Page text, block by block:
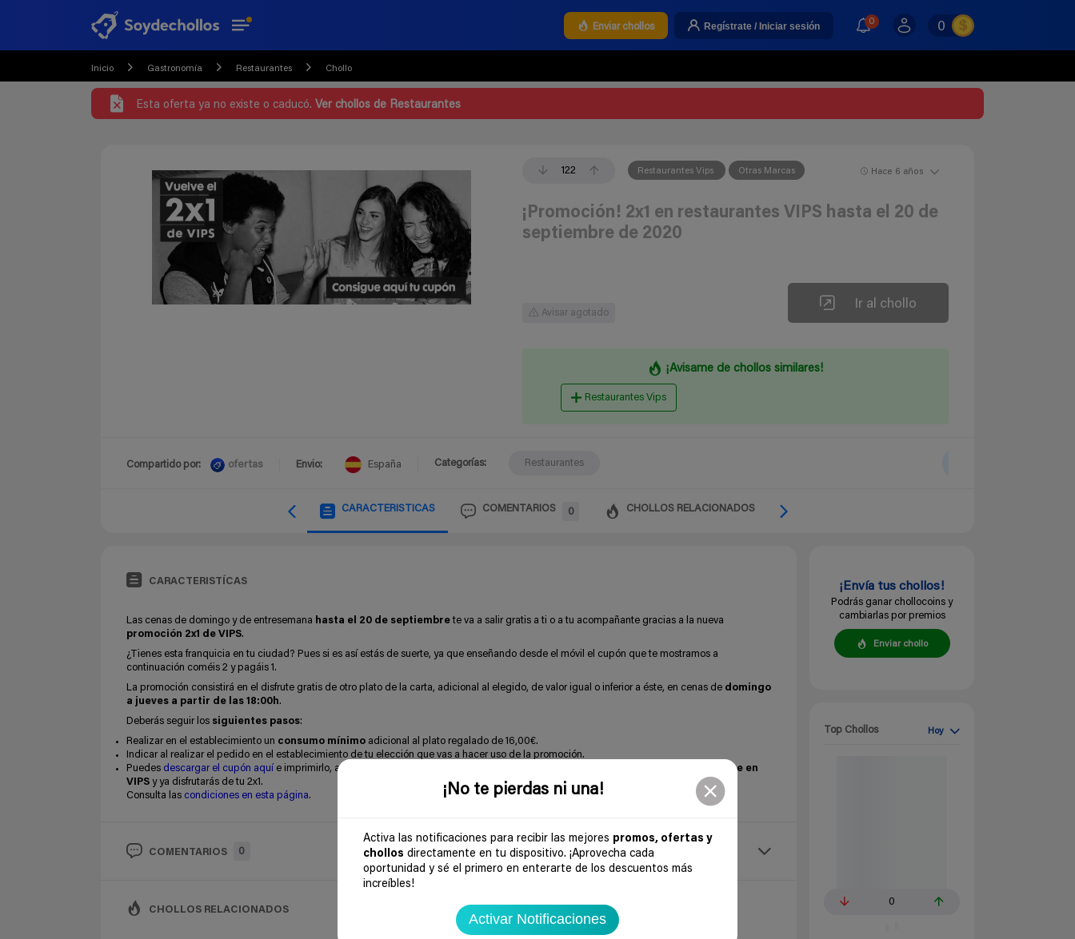
¡No te pierdas ni una!
Activa las notificaciones para recibir las mejores promos, ofertas y
chollos directamente en tu dispositivo. ¡Aprovecha cada
oportunidad y sé el primero en enterarte de los descuentos más
increíbles!
Activar Notificaciones
Enviar chollos Regístrate / Iniciar sesión 0 0
Inicio Gastronomía Restaurantes Chollo
Esta oferta ya no existe o caducó. Ver chollos de Restaurantes
122 Restaurantes Vips Otras Marcas Hace 6 años
¡Promoción! 2x1 en restaurantes VIPS hasta el 20 de
septiembre de 2020
Avisar agotado
Ir al chollo
¡Avisame de chollos similares!
Restaurantes Vips
Compartido por: ofertas Envio: España Categorías: Restaurantes
CARACTERISTICAS COMENTARIOS 0 CHOLLOS RELACIONADOS
CARACTERISTÍCAS
Las cenas de domingo y de entresemana hasta el 20 de septiembrete va a salir gratis a ti o a tu acompañante gracias a la nueva
promoción 2x1 de VIPS.
¿Tienes esta franquicia en tu ciudad? Pues si es así estás de suerte, ya que enseñando desde el móvil el cupón que te mostramos a
continuación coméis 2 y pagáis 1.
La promoción consistirá en el disfrute gratis de otro plato de la carta, adicional al elegido, de valor igual o inferior a éste, en cenas de domingo
a jueves a partir de las 18:00h.
Deberás seguir los siguientes pasos:
Realizar en el establecimiento un consumo mínimo adicional al plato regalado de 16,00€.
Indicar al realizar el pedido en el establecimiento de tu elección que vas a hacer uso de la promoción.
Puedes descargar el cupón aquí e imprimirlo, aunque lo más recomendable y práctico es
mostrar el código QR con tu smartphone en
VIPS y ya disfrutarás de tu 2x1.
Consulta las condiciones en esta página.
COMENTARIOS 0
CHOLLOS RELACIONADOS
¡Envía tus chollos!
Podrás ganar chollocoins y
cambiarlas por premios
Enviar chollo
Top Chollos Hoy
0